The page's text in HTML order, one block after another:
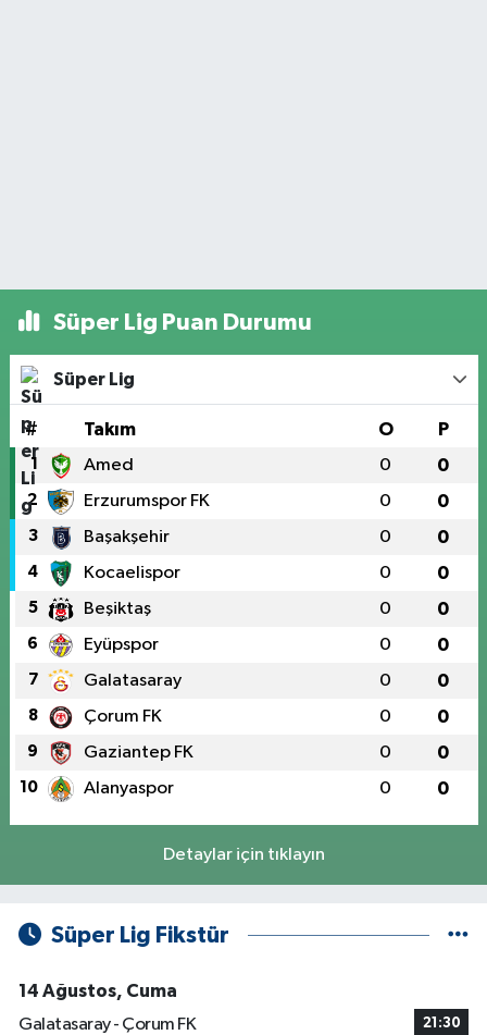
Süper Lig Puan Durumu
Süper Lig
# Takım O P
1 Amed 0 0
2 Erzurumspor FK 0 0
3 Başakşehir 0 0
4 Kocaelispor 0 0
5 Beşiktaş 0 0
6 Eyüpspor 0 0
7 Galatasaray 0 0
8 Çorum FK 0 0
9 Gaziantep FK 0 0
10 Alanyaspor 0 0
Detaylar için tıklayın
Süper Lig Fikstür
14 Ağustos, Cuma
Galatasaray - Çorum FK
21:30